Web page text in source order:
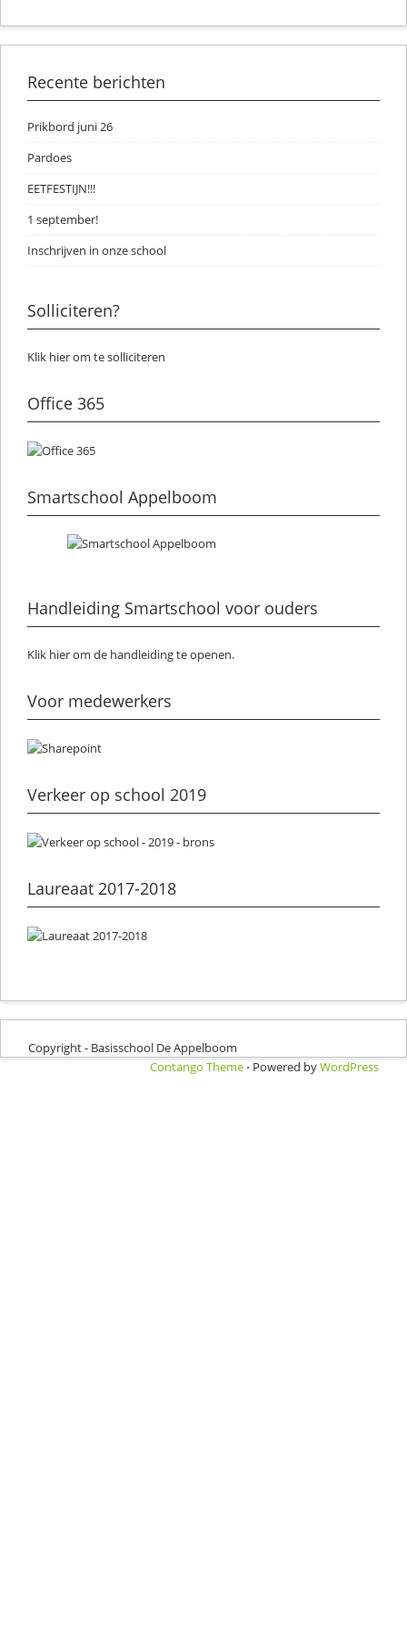
Recente berichten
Prikbord juni 26
Pardoes
EETFESTIJN!!!
1 september!
Inschrijven in onze school
Solliciteren?
Klik hier om te solliciteren
Office 365
Smartschool Appelboom
Handleiding Smartschool voor ouders
Klik hier om de handleiding te openen.
Voor medewerkers
Verkeer op school 2019
Laureaat 2017-2018
Copyright - Basisschool De Appelboom
Contango Theme ⋅ Powered byWordPress